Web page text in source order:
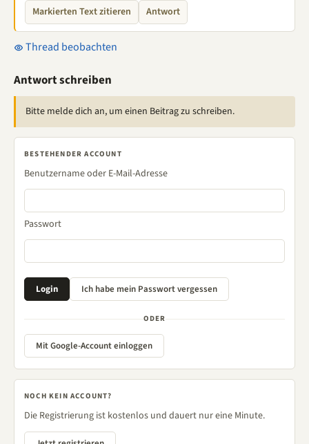
Markierten Text zitieren Antwort
Thread beobachten
Antwort schreiben
Bitte melde dich an, um einen Beitrag zu schreiben.
BESTEHENDER ACCOUNT
Benutzername oder E-Mail-Adresse
Passwort
ODER
Mit Google-Account einloggen
NOCH KEIN ACCOUNT?
Die Registrierung ist kostenlos und dauert nur eine Minute.